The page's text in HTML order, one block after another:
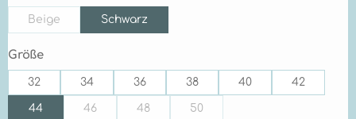
Beige
(Diese Option ist zurzeit nicht verfügbar.)
Schwarz
Größeauswählen
32 34 36 38 40 42
44 46 48 50